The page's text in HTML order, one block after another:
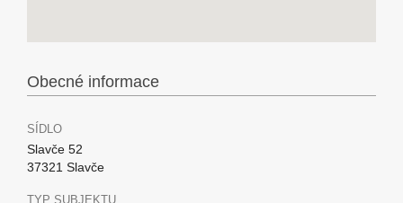
Obecné informace
SÍDLO
Slavče 52
37321 Slavče
TYP SUBJEKTU